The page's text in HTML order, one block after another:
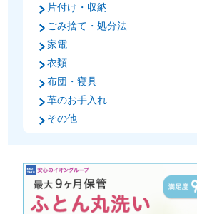
片付け・収納
ごみ捨て・処分法
家電
衣類
布団・寝具
革のお手入れ
その他